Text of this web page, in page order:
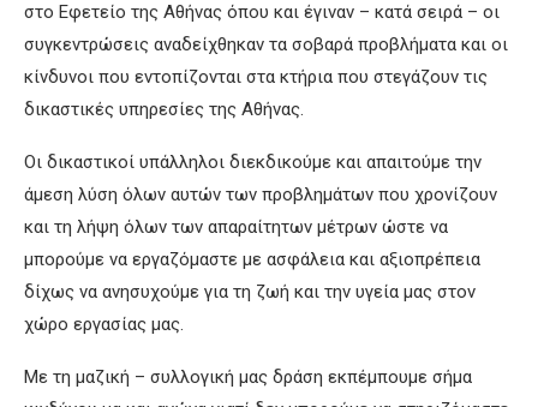
στο Εφετείο της Αθήνας όπου και έγιναν – κατά σειρά – οι
συγκεντρώσεις αναδείχθηκαν τα σοβαρά προβλήματα και οι
κίνδυνοι που εντοπίζονται στα κτήρια που στεγάζουν τις
δικαστικές υπηρεσίες της Αθήνας.
Οι δικαστικοί υπάλληλοι διεκδικούμε και απαιτούμε την
άμεση λύση όλων αυτών των προβλημάτων που χρονίζουν
και τη λήψη όλων των απαραίτητων μέτρων ώστε να
μπορούμε να εργαζόμαστε με ασφάλεια και αξιοπρέπεια
δίχως να ανησυχούμε για τη ζωή και την υγεία μας στον
χώρο εργασίας μας.
Με τη μαζική – συλλογική μας δράση εκπέμπουμε σήμα